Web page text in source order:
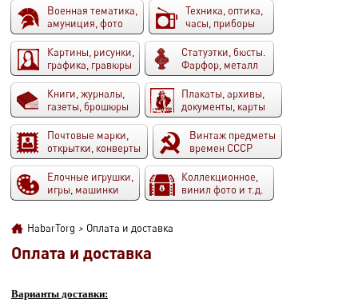
Военная тематика,
амуниция, фото
Техника, оптика,
часы, приборы
Картины, рисунки,
графика, гравюры
Статуэтки, бюсты.
Фарфор, металл
Книги, журналы,
газеты, брошюры
Плакаты, архивы,
документы, карты
Почтовые марки,
открытки, конверты
Винтаж предметы
времен СССР
Елочные игрушки,
игры, машинки
Коллекционное,
винил фото и т.д.
HabarTorg > Оплата и доставка
Оплата и доставка
Варианты доставки: